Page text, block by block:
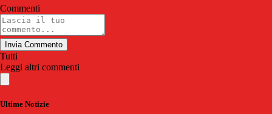
Commenti
Invia Commento
Tutti
Leggi altri commenti
Ultime Notizie